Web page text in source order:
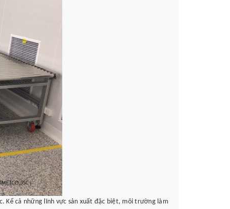
Kể cả những lĩnh vực sản xuất đặc biệt, môi trường làm